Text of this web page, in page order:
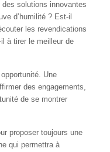
solutions innovantes
d’humilité ? Est-il
les revendications
à tirer le meilleur de
Une
des engagements,
de se montrer
proposer toujours une
qui permettra à